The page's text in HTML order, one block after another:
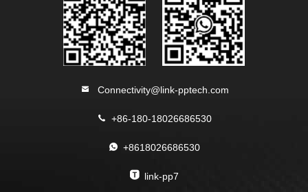
Connectivity@link-pptech.com
+86-180-18026686530
+8618026686530
link-pp7